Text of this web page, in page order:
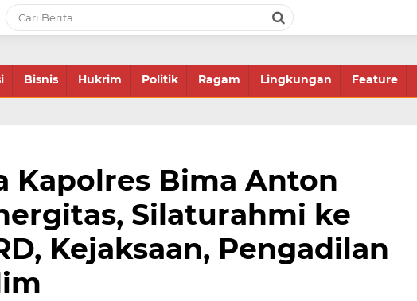
Bisnis Hukrim Politik Ragam Lingkungan Feature
Kapolres Bima Anton
Silaturahmi ke
Kejaksaan, Pengadilan